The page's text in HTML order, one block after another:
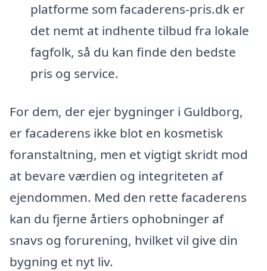
platforme som facaderens-pris.dk er
det nemt at indhente tilbud fra lokale
fagfolk, så du kan finde den bedste
pris og service.
For dem, der ejer bygninger i Guldborg,
er facaderens ikke blot en kosmetisk
foranstaltning, men et vigtigt skridt mod
at bevare værdien og integriteten af
ejendommen. Med den rette facaderens
kan du fjerne årtiers ophobninger af
snavs og forurening, hvilket vil give din
bygning et nyt liv.